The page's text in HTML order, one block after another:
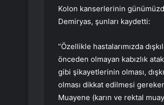
Kolon kanserlerinin
Demiryas, şunları kaydetti:
“Özellikle hastalarımızda
önceden olmayan kabızlık
gibi şikayetlerinin olması,
olması dikkat edilmesi
Muayene (karın ve rektal